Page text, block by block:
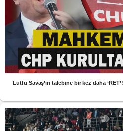
Lütfü Savaş’ın talebine bir kez daha ‘RET’!